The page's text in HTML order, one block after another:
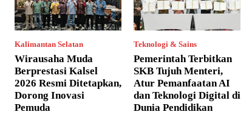
Kalimantan Selatan
Wirausaha Muda
Berprestasi Kalsel
2026 Resmi Ditetapkan,
Dorong Inovasi
Pemuda
Teknologi & Sains
Pemerintah Terbitkan
SKB Tujuh Menteri,
Atur Pemanfaatan AI
dan Teknologi Digital di
Dunia Pendidikan